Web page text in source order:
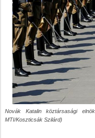
Novák Katalin köztársasági
MTI/Koszticsák Szilárd)